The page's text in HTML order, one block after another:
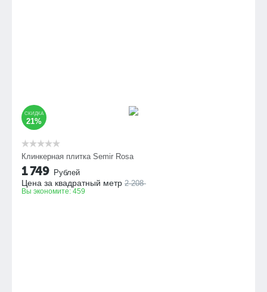
СКИДКА
21%
Клинкерная плитка Semir Rosa
1 749 Рублей
Цена за квадратный метр 2 208
Вы экономите: 459